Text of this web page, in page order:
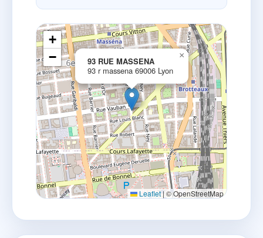
93 RUE MASSENA
93 r massena 69006 Lyon
×
+
−
Leaflet | © OpenStreetMap